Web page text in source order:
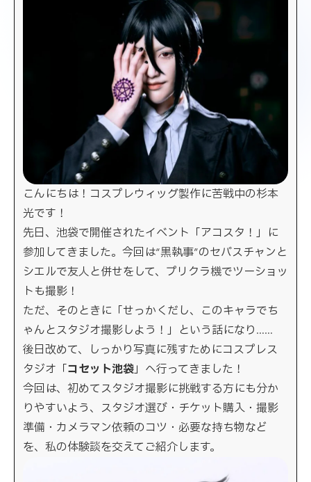
ベント参加前にぜひチェックしてみてく
ださい！
こんにちは！コスプレウィッグ製作に苦戦中の杉本
光です！
先日、池袋で開催されたイベント「アコスタ！」に
参加してきました。今回は“黒執事”のセバスチャンと
シエルで友人と併せをして、プリクラ機でツーショッ
トも撮影！
ただ、そのときに「せっかくだし、このキャラでち
ゃんとスタジオ撮影しよう！」という話になり……
後日改めて、しっかり写真に残すためにコスプレス
タジオ「コセット池袋 」へ行ってきました！
今回は、初めてスタジオ撮影に挑戦する方にも分か
りやすいよう、スタジオ選び・チケット購入・撮影
準備・カメラマン依頼のコツ・必要な持ち物など
を、私の体験談を交えてご紹介します。